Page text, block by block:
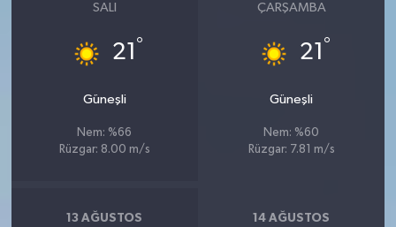
SALI
21 °
Güneşli
Nem: %66
Rüzgar: 8.00 m/s
ÇARŞAMBA
21 °
Güneşli
Nem: %60
Rüzgar: 7.81 m/s
13 AĞUSTOS 14 AĞUSTOS